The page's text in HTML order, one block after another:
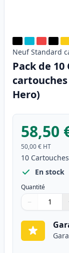
Neuf Standard
Pack de 10
Hero)
58,50
50,00 € HT
10 Cartouches
En stock
Quantité
Quantité
Utilisez les
−
Quantité